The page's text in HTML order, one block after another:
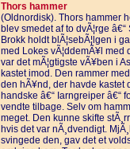
Thors hammer
(Oldnordisk). Thors hammer
blev smedet af to dvÃ¦rge
Brokk holdt blÃ¦sebÃ¦lgen i
med Lokes vÃ¦ddemÃ¥l med
var det mÃ¦gtigste vÃ¥ben i
kastet imod. Den rammer
den hÃ¥nd, der havde kastet
handske â€“ Iarngreiper â€“
vendte tilbage. Selv om
meget. Den kunne skifte
hvis det var nÃ¸dvendigt.
svingede den, gav det et